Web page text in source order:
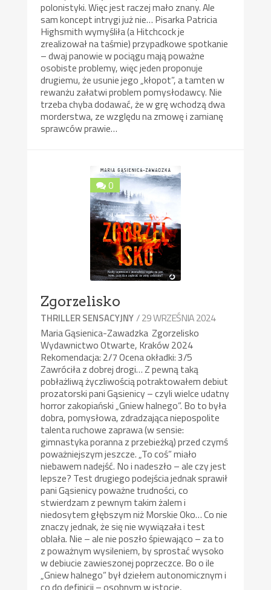
polonistyki. Więc jest raczej mało znany. Ale
sam koncept intrygi już nie… Pisarka Patricia
Highsmith wymyśliła (a Hitchcock je
zrealizował na taśmie) przypadkowe spotkanie
– dwaj panowie w pociągu mają poważne
osobiste problemy, więc jeden proponuje
drugiemu, że usunie jego „kłopot”, a tamten w
rewanżu załatwi problem pomysłodawcy. Nie
trzeba chyba dodawać, że w grę wchodzą dwa
morderstwa, ze względu na zmowę i zamianę
sprawców prawie…
0
Zgorzelisko
THRILLER SENSACYJNY/ 29 WRZEŚNIA 2024
Maria Gąsienica-Zawadzka Zgorzelisko
Wydawnictwo Otwarte, Kraków 2024
Rekomendacja: 2/7 Ocena okładki: 3/5
Zawróciła z dobrej drogi… Z pewną taką
pobłażliwą życzliwością potraktowałem debiut
prozatorski pani Gąsienicy – czyli wielce udatny
horror zakopiański „Gniew halnego”. Bo to była
dobra, pomysłowa, zdradzająca niepospolite
talenta ruchowe zaprawa (w sensie:
gimnastyka poranna z przebieżką) przed czymś
poważniejszym jeszcze. „To coś” miało
niebawem nadejść. No i nadeszło – ale czy jest
lepsze? Test drugiego podejścia jednak sprawił
pani Gąsienicy poważne trudności, co
stwierdzam z pewnym takim żalem i
niedosytem głębszym niż Morskie Oko… Co nie
znaczy jednak, że się nie wywiązała i test
oblała. Nie – ale nie poszło śpiewająco – za to
z poważnym wysileniem, by sprostać wysoko
w debiucie zawieszonej poprzeczce. Bo o ile
„Gniew halnego” był dziełem autonomicznym i
co do definicji – osobnym w istocie,